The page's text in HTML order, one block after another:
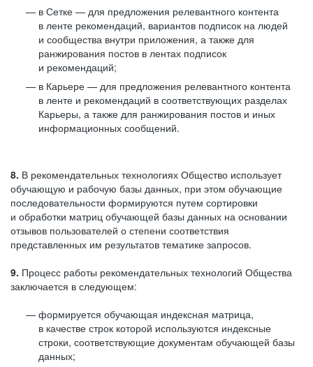
в Сетке — для предложения релевантного контента
в ленте рекомендаций, вариантов подписок на людей
и сообщества внутри приложения, а также для
ранжирования постов в лентах подписок
и рекомендаций;
в Карьере — для предложения релевантного контента
в ленте и рекомендаций в соответствующих разделах
Карьеры, а также для ранжирования постов и иных
информационных сообщений.
8. В рекомендательных технологиях Общество использует
обучающую и рабочую базы данных, при этом обучающие
последовательности формируются путем сортировки
и обработки матриц обучающей базы данных на основании
отзывов пользователей о степени соответствия
представленных им результатов тематике запросов.
9. Процесс работы рекомендательных технологий Общества
заключается в следующем:
формируется обучающая индексная матрица,
в качестве строк которой используются индексные
строки, соответствующие документам обучающей базы
данных;